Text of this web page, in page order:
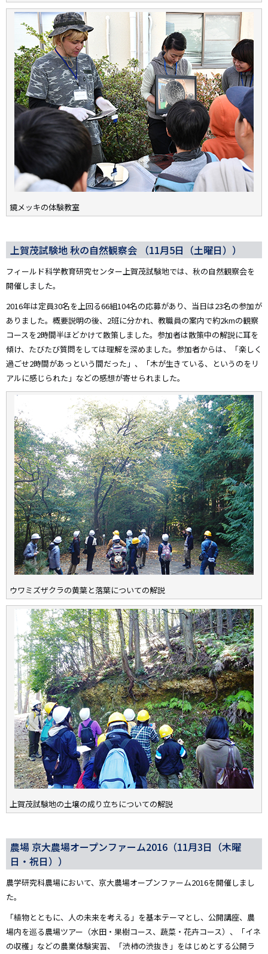
鏡メッキの体験教室
上賀茂試験地 秋の自然観察会 （11月5日（土曜日））
フィールド科学教育研究センター上賀茂試験地では、秋の自然観察会を
開催しました。
2016年は定員30名を上回る66組104名の応募があり、当日は23名の参加が
ありました。概要説明の後、2班に分かれ、教職員の案内で約2kmの観察
コースを2時間半ほどかけて散策しました。参加者は散策中の解説に耳を
傾け、たびたび質問をしては理解を深めました。参加者からは、「楽しく
過ごせ2時間があっという間だった」、「木が生きている、というのをリ
アルに感じられた」などの感想が寄せられました。
ウワミズザクラの黄葉と落葉についての解説
上賀茂試験地の土壌の成り立ちについての解説
農場 京大農場オープンファーム2016（11月3日（木曜
日・祝日））
農学研究科農場において、京大農場オープンファーム2016を開催しまし
た。
「植物とともに、人の未来を考える」を基本テーマとし、公開講座、農
場内を巡る農場ツアー（水田・果樹コース、蔬菜・花卉コース）、「イネ
の収穫」などの農業体験実習、「渋柿の渋抜き」をはじめとする公開ラ